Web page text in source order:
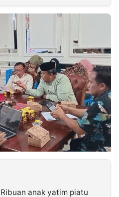
anak yatim piatu